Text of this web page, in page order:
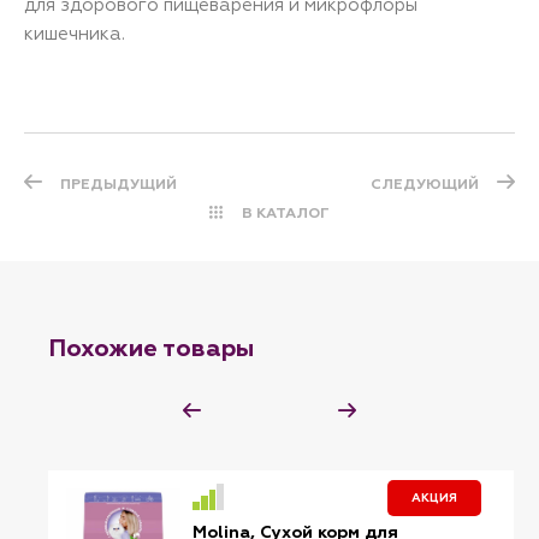
для здорового пищеварения и микрофлоры
кишечника.
ПРЕДЫДУЩИЙ
В КАТАЛОГ
СЛЕДУЮЩИЙ
Похожие товары
АКЦИЯ
Molina, Сухой корм для